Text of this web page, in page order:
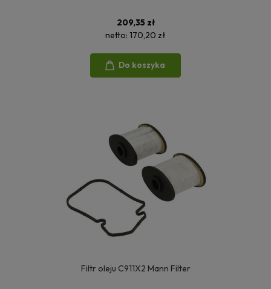
209,35 zł
netto: 170,20 zł
Do koszyka
Filtr oleju C911X2 Mann Filter